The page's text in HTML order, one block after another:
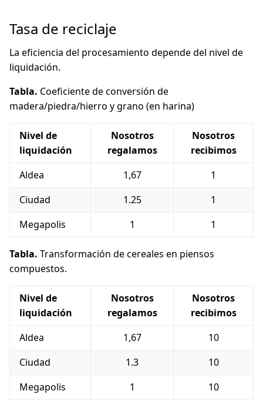
Tasa de reciclaje
La eficiencia del procesamiento depende del nivel de
liquidación.
Tabla. Coeficiente de conversión de
madera/piedra/hierro y grano (en harina)
Nivel de
liquidación
Nosotros
regalamos
Nosotros
recibimos
Aldea
1,67
1
Ciudad
1.25
1
Megapolis
1 1
Tabla. Transformación de cereales en piensos
compuestos.
Nivel de
liquidación
Nosotros
regalamos
Nosotros
recibimos
Aldea
1,67
10
Ciudad
1.3
10
Megapolis
1 10